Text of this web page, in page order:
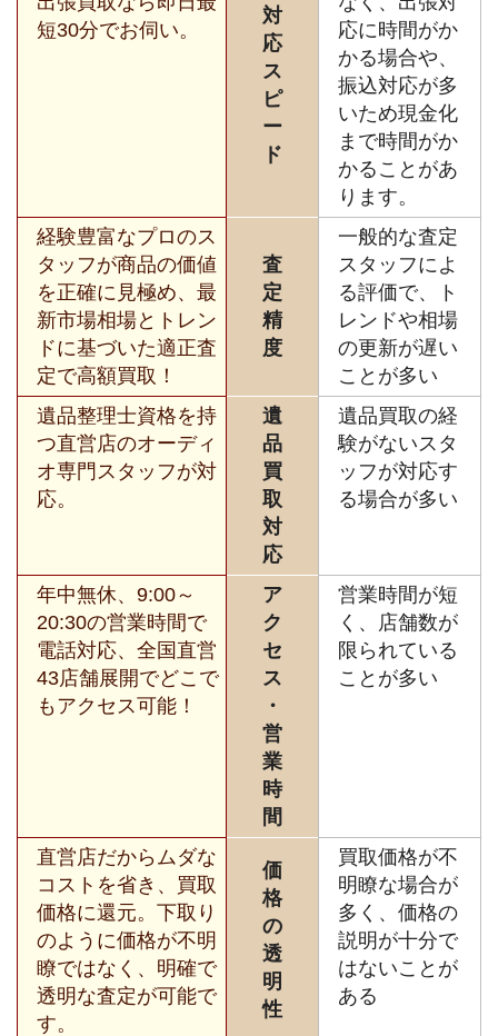
短30分でお伺い。
対
応
ス
ピ
ー
ド
応に時間がか
かる場合や、
振込対応が多
いため現金化
まで時間がか
かることがあ
ります。
経験豊富なプロのス
タッフが商品の価値
を正確に見極め、最
新市場相場とトレン
ドに基づいた適正査
定で高額買取！
査
定
精
度
一般的な査定
スタッフによ
る評価で、ト
レンドや相場
の更新が遅い
ことが多い
遺品整理士資格を持
つ直営店のオーディ
オ専門スタッフが対
応。
遺
品
買
取
対
応
遺品買取の経
験がないスタ
ッフが対応す
る場合が多い
年中無休、9:00～
20:30の営業時間で
電話対応、全国直営
43店舗展開でどこで
もアクセス可能！
ア
ク
セ
ス
・
営
業
時
間
営業時間が短
く、店舗数が
限られている
ことが多い
直営店だからムダな
コストを省き、買取
価格に還元。下取り
のように価格が不明
瞭ではなく、明確で
透明な査定が可能で
す。
価
格
の
透
明
性
買取価格が不
明瞭な場合が
多く、価格の
説明が十分で
はないことが
ある